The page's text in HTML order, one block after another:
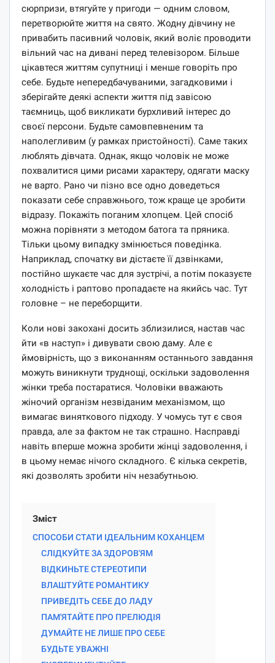
сюрпризи, втягуйте у пригоди — одним словом,
перетворюйте життя на свято. Жодну дівчину не
привабить пасивний чоловік, який воліє проводити
вільний час на дивані перед телевізором. Більше
цікавтеся життям супутниці і менше говоріть про
себе. Будьте непередбачуваними, загадковими і
зберігайте деякі аспекти життя під завісою
таємниць, щоб викликати бурхливий інтерес до
своєї персони. Будьте самовпевненим та
наполегливим (у рамках пристойності). Саме таких
люблять дівчата. Однак, якщо чоловік не може
похвалитися цими рисами характеру, одягати маску
не варто. Рано чи пізно все одно доведеться
показати себе справжнього, тож краще це зробити
відразу. Покажіть поганим хлопцем. Цей спосіб
можна порівняти з методом батога та пряника.
Тільки цьому випадку змінюється поведінка.
Наприклад, спочатку ви дістаєте її дзвінками,
постійно шукаєте час для зустрічі, а потім показуєте
холодність і раптово пропадаєте на якийсь час. Тут
головне – не переборщити.
Коли нові закохані досить зблизилися, настав час
йти «в наступ» і дивувати свою даму. Але є
ймовірність, що з виконанням останнього завдання
можуть виникнути труднощі, оскільки задоволення
жінки треба постаратися. Чоловіки вважають
жіночий організм незвіданим механізмом, що
вимагає виняткового підходу. У чомусь тут є своя
правда, але за фактом не так страшно. Насправді
навіть вперше можна зробити жінці задоволення, і
в цьому немає нічого складного. Є кілька секретів,
які дозволять зробити ніч незабутньою.
Зміст
СПОСОБИ СТАТИ ІДЕАЛЬНИМ КОХАНЦЕМ
СЛІДКУЙТЕ ЗА ЗДОРОВ'ЯМ
ВІДКИНЬТЕ СТЕРЕОТИПИ
ВЛАШТУЙТЕ РОМАНТИКУ
ПРИВЕДІТЬ СЕБЕ ДО ЛАДУ
ПАМ'ЯТАЙТЕ ПРО ПРЕЛЮДІЯ
ДУМАЙТЕ НЕ ЛИШЕ ПРО СЕБЕ
БУДЬТЕ УВАЖНІ